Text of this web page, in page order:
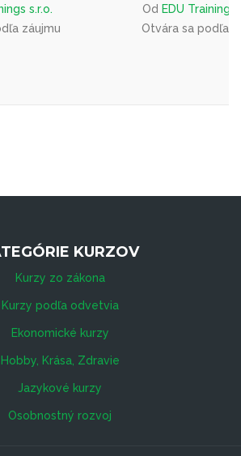
s.r.o.
záujmu
Od EDU Trainings
Otvára sa podľa
KURZOV
Kurzy zo zákona
Kurzy podľa odvetvia
Ekonomické kurzy
Hobby, Krása, Zdravie
Jazykové kurzy
Osobnostný rozvoj